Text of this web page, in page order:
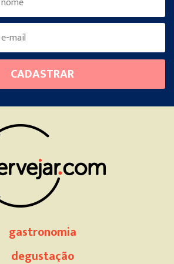
CADASTRAR
gastronomia
degustação